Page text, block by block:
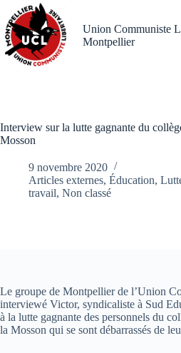
Passer
au
contenu
Union Communiste
Montpellier
Interview sur la lutte gagnante du
Mosson
9 novembre 2020
Articles externes, Éducation,
travail, Non classé
Le groupe de Montpellier de l’Union
interviewé Victor, syndicaliste à Sud
à la lutte gagnante des personnels du
la Mosson qui se sont débarrassés de